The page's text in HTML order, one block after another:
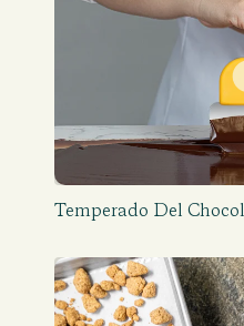
Temperado Del